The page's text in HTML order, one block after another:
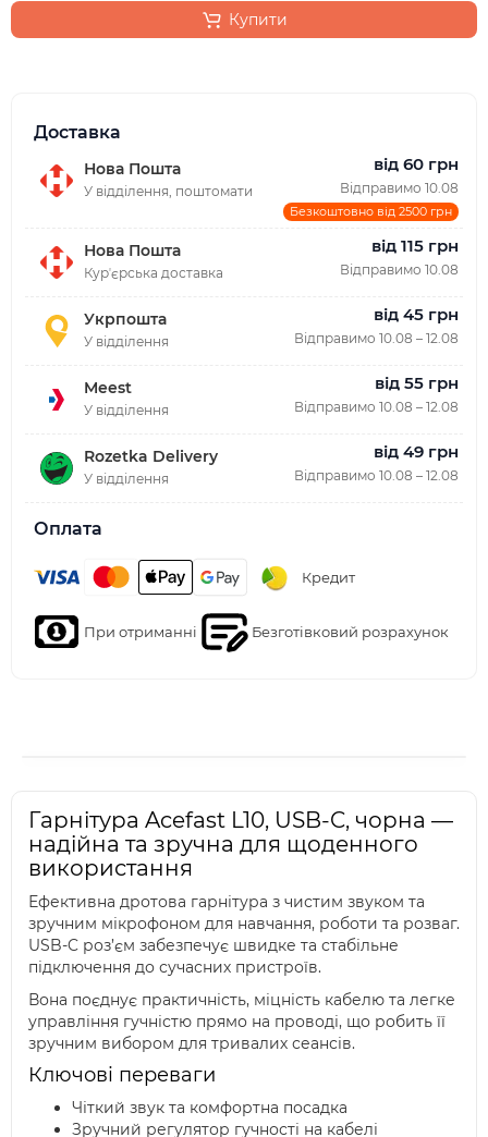
Купити
Доставка
Нова Пошта
У відділення, поштомати
від 60 грн
Відправимо 10.08
Безкоштовно від 2500 грн
Нова Пошта
Курʼєрська доставка
від 115 грн
Відправимо 10.08
Укрпошта
У відділення
від 45 грн
Відправимо 10.08 – 12.08
Meest
У відділення
від 55 грн
Відправимо 10.08 – 12.08
Rozetka Delivery
У відділення
від 49 грн
Відправимо 10.08 – 12.08
Оплата
Кредит
При отриманні Безготівковий розрахунок
Гарнітура Acefast L10, USB-C, чорна —
надійна та зручна для щоденного
використання
Ефективна дротова гарнітура з чистим звуком та
зручним мікрофоном для навчання, роботи та розваг.
USB-C роз’єм забезпечує швидке та стабільне
підключення до сучасних пристроїв.
Вона поєднує практичність, міцність кабелю та легке
управління гучністю прямо на проводі, що робить її
зручним вибором для тривалих сеансів.
Ключові переваги
Чіткий звук та комфортна посадка
Зручний регулятор гучності на кабелі